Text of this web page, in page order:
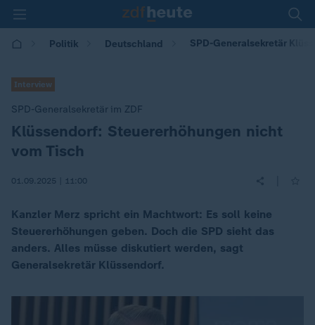
Politik Deutschland SPD-Generalsekretär
Interview
SPD-Generalsekretär im ZDF
:Klüssendorf: Steuererhöhungen nicht
vom Tisch
01.09.2025 | 11:00
Kanzler Merz spricht ein Machtwort: Es soll keine
Steuererhöhungen geben. Doch die SPD sieht das
anders. Alles müsse diskutiert werden, sagt
Generalsekretär Klüssendorf.